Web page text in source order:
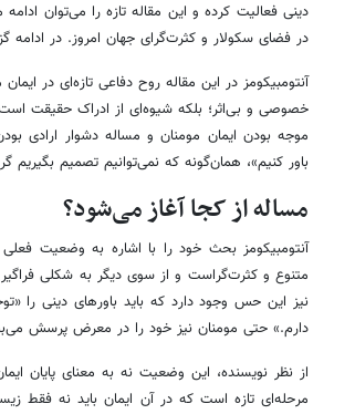
دینی فعالیت کرده و این مقاله تازه را می‌توان
در فضای سکولار و کثرت‌گرای جهان امروز. در ادامه
آنتومبیکومز در این مقاله روح دفاعی تازه‌ای در
خصوصی و بی‌اثر؛ بلکه شیوه‌ای از ادراک حقیقت
موجه بودن ایمان مومنان و مساله دشوار ارادی
باور کنیم»، همان‌گونه که نمی‌توانیم تصمیم بگیریم
مساله از کجا آغاز می‌شود؟
آنتومبیکومز بحث خود را با اشاره به وضعیت
متنوع و کثرت‌گراست و از سوی دیگر به شکلی
نیز این حس وجود دارد که باید باورهای دینی را
دارم.» حتی مومنان نیز خود را در معرض پرسش
از نظر نویسنده، این وضعیت نه به معنای پایان
مرحله‌ای تازه است که در آن ایمان باید نه‌ فقط